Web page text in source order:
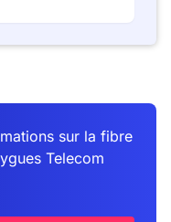
sur la fibre
Telecom